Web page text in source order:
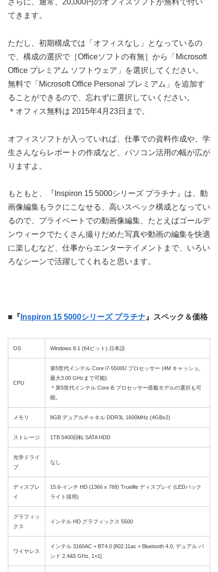
さらに、通常、20,000円のオフィスソフトが無料で付い
てきます。
ただし、初期構成では「オフィスなし」となっているの
で、構成の選択で［Officeソフトの有無］から「Microsoft
Office プレミアム ソフトウェア」を選択してください。
無料で「Microsoft Office Personal プレミアム」を追加す
ることができるので、忘れずに選択していください。
＊オフィス無料は 2015年4月23日まで。
オフィスソフトが入っていれば、仕事での資料作成や、学
生さんならレポートの作成など、パソコン活用の幅が広が
りますよ。
もともと、『Inspiron 15 5000シリーズ プラチナ』は、動
画像編集もラクにこなせる、高いスペック構成となってい
るので、プライベートでの動画像編集、たとえばゴールデ
ンウィークでたくさん撮りだめた写真や動画の編集を快適
に楽しむなど、仕事からエンターテイメントまで、いろい
ろなシーンで活躍してくれると思います。
■『 Inspiron 15 5000シリーズ プラチナ 』スペック＆価格
OS Windows 8.1 (64ビット) 日本語
CPU
第5世代インテル Core i7-5500U プロセッサー (4M キャッシュ,
最大3.00 GHzまで可能)
＊第5世代インテル Core i5 プロセッサー搭載モデルの選択も可
能。
メモリ 8GB デュアルチャネル DDR3L 1600MHz (4GBx2)
ストレージ 1TB 5400回転 SATA HDD
光学ドライ
ブ
なし
ディスプレ
イ
15.6-インチ HD (1366 x 768) Truelife ディスプレイ (LEDバック
ライト採用)
グラフィッ
クス
インテル HD グラフィックス 5500
ワイヤレス
インテル 3160AC + BT4.0 [802.11ac + Bluetooth 4.0, デュアル バ
ンド 2.4&5 GHz, 1×1]